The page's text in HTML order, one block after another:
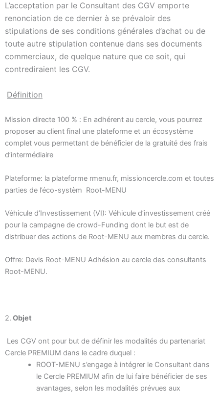
L’acceptation par le Consultant des CGV emporte
renonciation de ce dernier à se prévaloir des
stipulations de ses conditions générales d’achat ou de
toute autre stipulation contenue dans ses documents
commerciaux, de quelque nature que ce soit, qui
contrediraient les CGV.
Définition
Mission directe 100 % : En adhérent au cercle, vous pourrez
proposer au client final une plateforme et un écosystème
complet vous permettant de bénéficier de la gratuité des frais
d’intermédiaire
Plateforme: la plateforme rmenu.fr, missioncercle.com et toutes
parties de l’éco-systèm Root-MENU
Véhicule d’Investissement (VI): Véhicule d’investissement créé
pour la campagne de crowd-Funding dont le but est de
distribuer des actions de Root-MENU aux membres du cercle.
Offre: Devis Root-MENU Adhésion au cercle des consultants
Root-MENU.
2. Objet
Les CGV ont pour but de définir les modalités du partenariat
Cercle PREMIUM dans le cadre duquel :
ROOT-MENU s’engage à intégrer le Consultant dans
le Cercle PREMIUM afin de lui faire bénéficier de ses
avantages, selon les modalités prévues aux